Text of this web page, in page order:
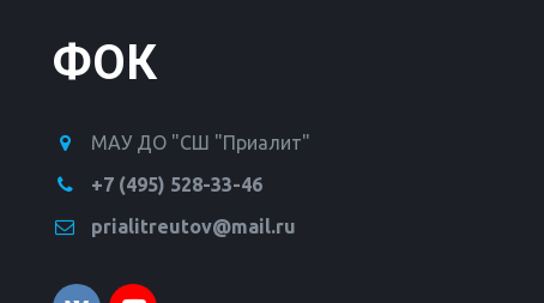
ФОК
МАУ ДО "СШ "Приалит"
+7 (495) 528-33-46
prialitreutov@mail.ru